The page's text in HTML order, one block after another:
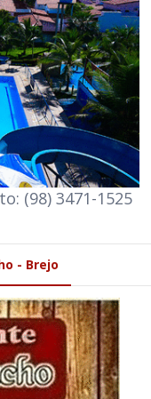
(98) 3471-1525
- Brejo